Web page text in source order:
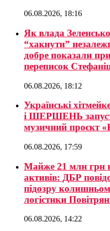
06.08.2026, 18:16
Як влада
“хакнути”
добре показали
переписок
06.08.2026, 18:12
Українські
і ШЕРШЕНЬ
музичний
06.08.2026, 17:59
Майже 21 млн грн
активів: ДБР
підозру
логістики
06.08.2026, 14:22